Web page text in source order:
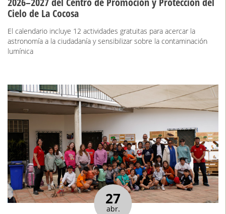
Cielo de La Cocosa
El calendario incluye 12 actividades gratuitas para acercar la
astronomía a la ciudadanía y sensibilizar sobre la contaminación
lumínica
27
abr.